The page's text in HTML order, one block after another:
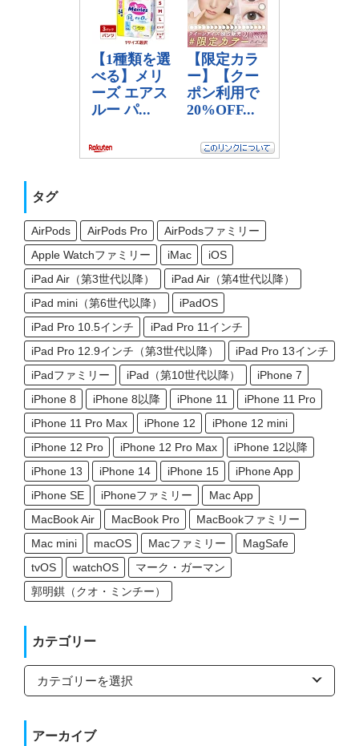
タグ
AirPods AirPods Pro
AirPodsファミリー
Apple Watchファミリー
iMac
iOS
iPad Air（第3世代以降）
iPad Air（第4世代以降）
iPad mini（第6世代以降）
iPadOS
iPad Pro 10.5インチ
iPad Pro 11インチ
iPad Pro 12.9インチ（第3世代以降）
iPad Pro 13インチ
iPadファミリー
iPad（第10世代以降）
iPhone 7
iPhone 8
iPhone 8以降 iPhone 11
iPhone 11 Pro
iPhone 11 Pro Max
iPhone 12
iPhone 12 mini
iPhone 12 Pro
iPhone 12 Pro Max
iPhone 12以降
iPhone 13
iPhone 14 iPhone 15
iPhone App
iPhone SE
iPhoneファミリー
Mac App
MacBook Air
MacBook Pro
MacBookファミリー
Mac mini
macOS Macファミリー
MagSafe
tvOS
watchOS
マーク・ガーマン
郭明錤（クオ・ミンチー）
カテゴリー
カ
ゴ
ー
アーカイブ